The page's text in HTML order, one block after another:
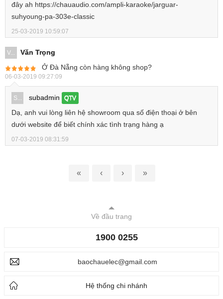
đây ah https://chauaudio.com/ampli-karaoke/jarguar-
suhyoung-pa-303e-classic
25-03-2019 10:59:07
V...
Văn Trọng
Ở Đà Nẵng còn hàng không shop?
06-03-2019 09:27:09
S... subadmin QTV
Dạ, anh vui lòng liên hệ showroom qua số điện thoại ở bên
dưới website để biết chính xác tình trạng hàng ạ
07-03-2019 08:31:59
« ‹ › »
Về đầu trang
1900 0255
baochauelec@gmail.com
Hệ thống chi nhánh